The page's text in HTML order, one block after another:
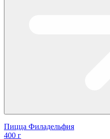
Пицца Филадельфия
400 г